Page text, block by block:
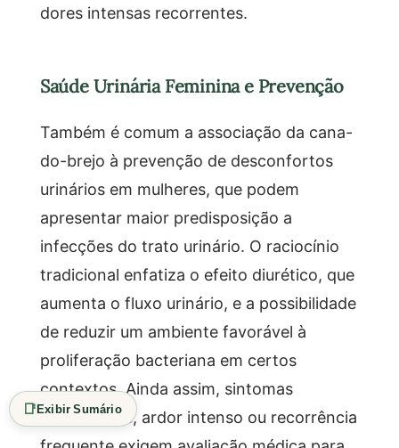
dores intensas recorrentes.
Saúde Urinária Feminina e Prevenção
Também é comum a associação da cana-
do-brejo à prevenção de desconfortos
urinários em mulheres, que podem
apresentar maior predisposição a
infecções do trato urinário. O raciocínio
tradicional enfatiza o efeito diurético, que
aumenta o fluxo urinário, e a possibilidade
de reduzir um ambiente favorável à
proliferação bacteriana em certos
contextos. Ainda assim, sintomas
persistentes, ardor intenso ou recorrência
📑Exibir Sumário